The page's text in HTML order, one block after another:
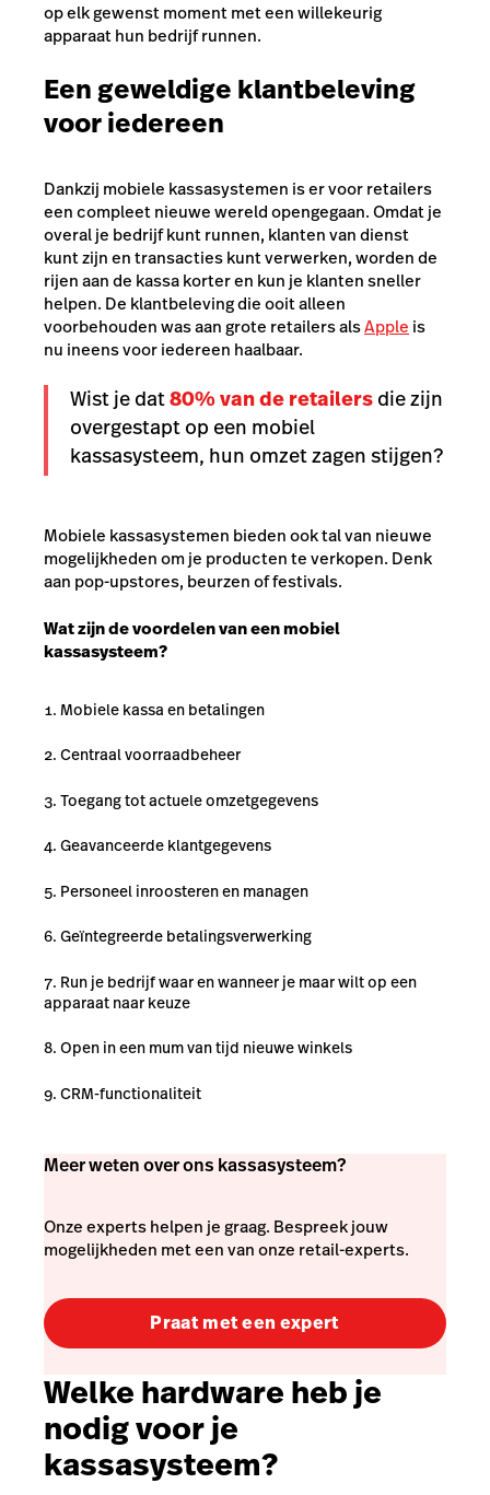
op elk gewenst moment met een willekeurig
apparaat hun bedrijf runnen.
Een geweldige klantbeleving
voor iedereen
Dankzij mobiele kassasystemen is er voor retailers
een compleet nieuwe wereld opengegaan. Omdat je
overal je bedrijf kunt runnen, klanten van dienst
kunt zijn en transacties kunt verwerken, worden de
rijen aan de kassa korter en kun je klanten sneller
helpen. De klantbeleving die ooit alleen
voorbehouden was aan grote retailers alsApple is
nu ineens voor iedereen haalbaar.
Wist je dat80% van de retailers die zijn
overgestapt op een mobiel
kassasysteem, hun omzet zagen stijgen?
Mobiele kassasystemen bieden ook tal van nieuwe
mogelijkheden om je producten te verkopen. Denk
aan pop-upstores, beurzen of festivals.
Wat zijn de voordelen van een mobiel
kassasysteem?
Mobiele kassa en betalingen
Centraal voorraadbeheer
Toegang tot actuele omzetgegevens
Geavanceerde klantgegevens
Personeel inroosteren en managen
Geïntegreerde betalingsverwerking
Run je bedrijf waar en wanneer je maar wilt op een
apparaat naar keuze
Open in een mum van tijd nieuwe winkels
CRM-functionaliteit
Meer weten over ons kassasysteem?
Onze experts helpen je graag. Bespreek jouw
mogelijkheden met een van onze retail-experts.
Praat met een expert
Welke hardware heb je
nodig voor je
kassasysteem?